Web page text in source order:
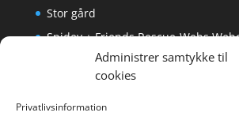
Administrer samtykke til
cookies
Privatlivsinformation
Stor gård
Spidey + Friends Rescue-Webs
Forlængerkabel til håndkontrol 2×2
Pokemon Skoletaske med 4 Dele
Hyggeligt fehjem med gyldent